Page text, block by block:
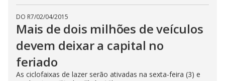
DO R7/02/04/2015
Mais de dois milhões de veículos
devem deixar a capital no
feriado
As ciclofaixas de lazer serão ativadas na sexta-feira (3) e